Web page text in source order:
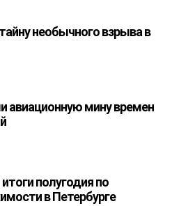
необычного взрыва в
авиационную мину времен
полугодия по
в Петербурге